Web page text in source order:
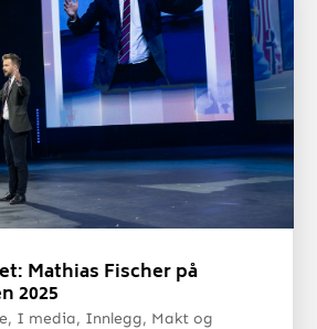
Mathias Fischer på
2025
, I media, Innlegg, Makt og